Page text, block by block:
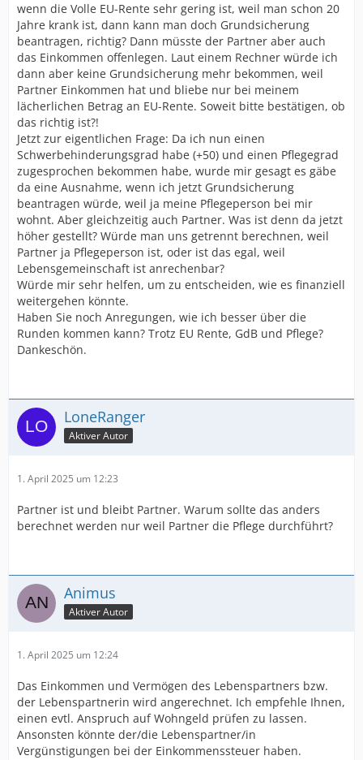
wenn die Volle EU-Rente sehr gering ist, weil man schon 20
Jahre krank ist, dann kann man doch Grundsicherung
beantragen, richtig? Dann müsste der Partner aber auch
das Einkommen offenlegen. Laut einem Rechner würde ich
dann aber keine Grundsicherung mehr bekommen, weil
Partner Einkommen hat und bliebe nur bei meinem
lächerlichen Betrag an EU-Rente. Soweit bitte bestätigen, ob
das richtig ist?!
Jetzt zur eigentlichen Frage: Da ich nun einen
Schwerbehinderungsgrad habe (+50) und einen Pflegegrad
zugesprochen bekommen habe, wurde mir gesagt es gäbe
da eine Ausnahme, wenn ich jetzt Grundsicherung
beantragen würde, weil ja meine Pflegeperson bei mir
wohnt. Aber gleichzeitig auch Partner. Was ist denn da jetzt
höher gestellt? Würde man uns getrennt berechnen, weil
Partner ja Pflegeperson ist, oder ist das egal, weil
Lebensgemeinschaft ist anrechenbar?
Würde mir sehr helfen, um zu entscheiden, wie es finanziell
weitergehen könnte.
Haben Sie noch Anregungen, wie ich besser über die
Runden kommen kann? Trotz EU Rente, GdB und Pflege?
Dankeschön.
LoneRanger
Aktiver Autor
1. April 2025 um 12:23
Partner ist und bleibt Partner. Warum sollte das anders
berechnet werden nur weil Partner die Pflege durchführt?
Animus
Aktiver Autor
1. April 2025 um 12:24
Das Einkommen und Vermögen des Lebenspartners bzw.
der Lebenspartnerin wird angerechnet. Ich empfehle Ihnen,
einen evtl. Anspruch auf Wohngeld prüfen zu lassen.
Ansonsten könnte der/die Lebenspartner/in
Vergünstigungen bei der Einkommenssteuer haben.